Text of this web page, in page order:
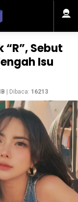
Sebut
Isu
| Dibaca: 16213